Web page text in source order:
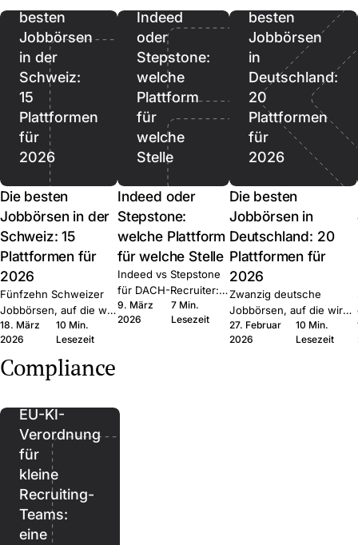
besten
Jobbörsen
in der
Schweiz:
15
Plattformen
für
2026
Die besten
Jobbörsen in der
Schweiz: 15
Plattformen für
2026
Fünfzehn Schweizer
Jobbörsen, auf die wir
bei Join multiposten.
Generalisten, Tech,
Regional, Healthcare,
Executive. Was jede
kombinieren.
18. März
2026
10 Min.
Lesezeit
Indeed
oder
Stepstone:
welche
Plattform
für
welche
Stelle
Indeed oder
Stepstone:
welche Plattform
für welche Stelle
Indeed vs Stepstone
für DACH-Recruiter:
wo welche Plattform
gewinnt, der Quick-
9. März
2026
7 Min.
Lesezeit
besten
Jobbörsen
in
Deutschland:
20
Plattformen
für
2026
Die besten
Jobbörsen in
Deutschland: 20
Plattformen für
2026
Zwanzig deutsche
Jobbörsen, auf die wir
bei Join multiposten.
Generalisten, Tech, Start-
27. Februar
2026
10 Min.
Lesezeit
Compliance
EU-KI-
Verordnung
für
kleine
Recruiting-
Teams:
eine